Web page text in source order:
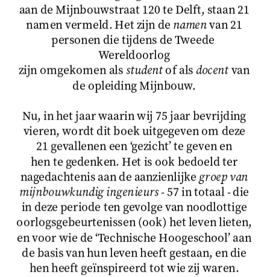
aan de Mijnbouwstraat 120 te Delft, staan 21
namen vermeld. Het zijn de namen van 21
personen die tijdens de Tweede
Wereldoorlog
zijn omgekomen als student of als docent van
de opleiding Mijnbouw.
Nu, in het jaar waarin wij 75 jaar bevrijding
vieren, wordt dit boek uitgegeven om deze
21 gevallenen een ‘gezicht’ te geven en
hen te gedenken. Het is ook bedoeld ter
nagedachtenis aan de aanzienlijke groep van
mijnbouwkundig ingenieurs - 57 in totaal - die
in deze periode ten gevolge van noodlottige
oorlogsgebeurtenissen (ook) het leven lieten,
en voor wie de ‘Technische Hoogeschool’ aan
de basis van hun leven heeft gestaan, en die
hen heeft geïnspireerd tot wie zij waren.